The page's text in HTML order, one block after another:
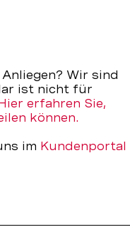
Wir sind
ist nicht für
erfahren Sie,
können.
im Kundenportal